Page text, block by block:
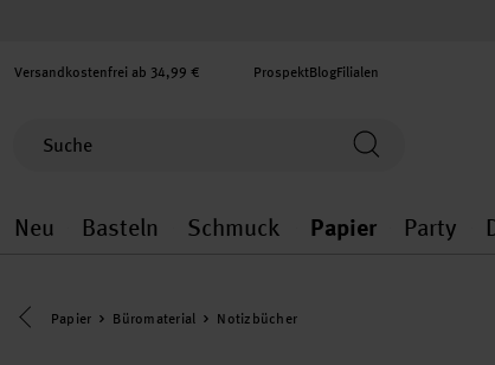
Versandkostenfrei ab 34,99 € ProspektBlogFilialen
Neu
Neu general.openMenu
Basteln
Basteln general.openMenu
Schmuck
Schmuck
Papier
Papier
Party
Eine Kategorie zurück navigieren
Papier Büromaterial Notizbücher